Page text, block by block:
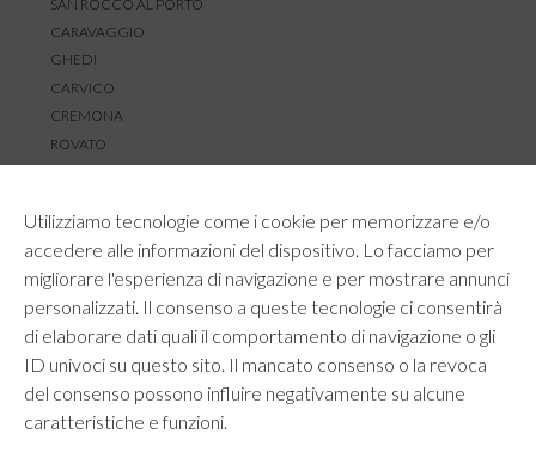
Utilizziamo tecnologie come i cookie per memorizzare e/o
accedere alle informazioni del dispositivo. Lo facciamo per
migliorare l'esperienza di navigazione e per mostrare annunci
personalizzati. Il consenso a queste tecnologie ci consentirà
di elaborare dati quali il comportamento di navigazione o gli
ID univoci su questo sito. Il mancato consenso o la revoca
del consenso possono influire negativamente su alcune
caratteristiche e funzioni.
SAN ROCCO AL PORTO
CARAVAGGIO
GHEDI
CARVICO
CREMONA
ROVATO
RESI E RIMBORSI
REGOLAMENTO LOYALTY
CONTATTACI